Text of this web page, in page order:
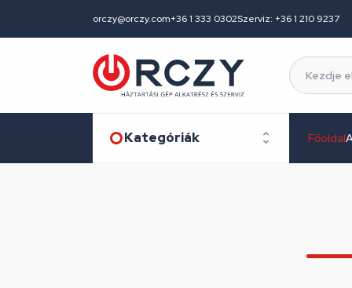
orczy@orczy.com+36 1 333 0302Szerviz: +36 1 210 9237
Kategóriák Főoldal